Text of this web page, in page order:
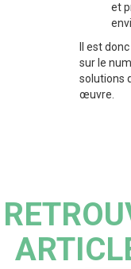
et
Il est
sur le
solutions
œuvre.